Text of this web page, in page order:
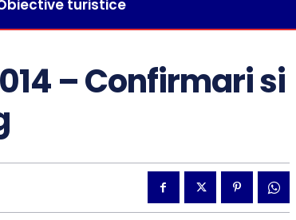
turistice
– Confirmari si